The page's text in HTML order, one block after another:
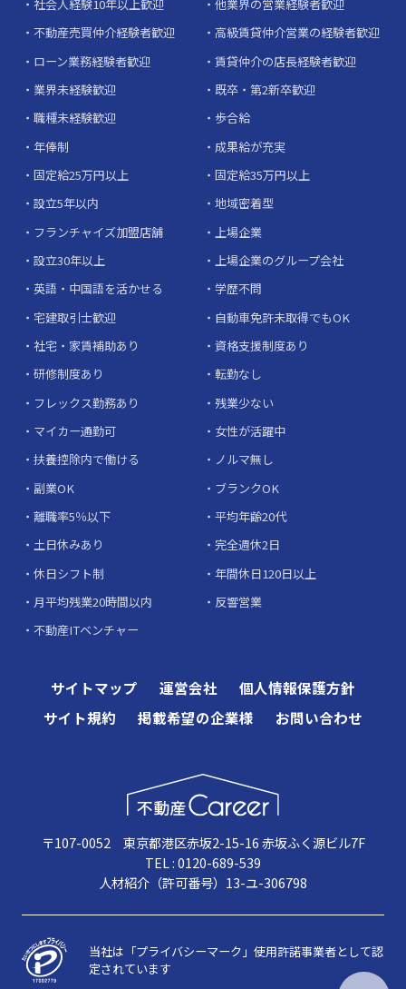
社会人経験10年以上歓迎
他業界の営業経験者歓迎
不動産売買仲介経験者歓迎
高級賃貸仲介営業の経験者歓迎
ローン業務経験者歓迎
賃貸仲介の店長経験者歓迎
業界未経験歓迎
既卒・第2新卒歓迎
職種未経験歓迎
歩合給
年俸制
成果給が充実
固定給25万円以上
固定給35万円以上
設立5年以内
地域密着型
フランチャイズ加盟店舗
上場企業
設立30年以上
上場企業のグループ会社
英語・中国語を活かせる
学歴不問
宅建取引士歓迎
自動車免許未取得でもOK
社宅・家賃補助あり
資格支援制度あり
研修制度あり
転勤なし
フレックス勤務あり
残業少ない
マイカー通勤可
女性が活躍中
扶養控除内で働ける
ノルマ無し
副業OK
ブランクOK
離職率5％以下
平均年齢20代
土日休みあり
完全週休2日
休日シフト制
年間休日120日以上
月平均残業20時間以内
反響営業
不動産ITベンチャー
サイトマップ 運営会社
個人情報保護方針
サイト規約
掲載希望の企業様 お問い合わせ
〒107-0052 東京都港区赤坂2-15-16 赤坂ふく源ビル7F
TEL : 0120-689-539
人材紹介（許可番号）13-ユ-306798
当社は「プライバシーマーク」使用許諾事業者として認
定されています